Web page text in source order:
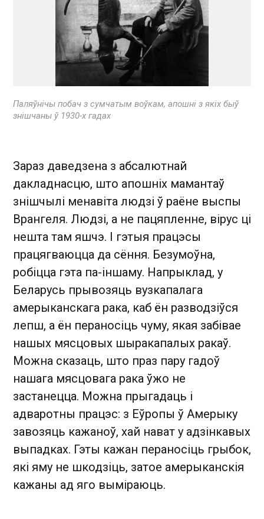
Паляўнічы побач з сумчатым воўкам, апошні з якіх быў
знішчаны ў 1930-х гадах
Зараз даведзена з абсалютнай
дакладнасцю, што апошніх мамантаў
знішчылі менавіта людзі ў раёне выспы
Врангеля. Людзі, а не пацяпленне, вірус ці
нешта там яшчэ. І гэтыя працэсы
працягваюцца да сёння. Безумоўна,
робіцца гэта па-іншаму. Напрыклад, у
Беларусь прывозяць вузкапалага
амерыканскага рака, каб ён разводзіўся
лепш, а ён пераносіць чуму, якая забівае
нашых мясцовых шыракапалых ракаў.
Можна сказаць, што праз пару гадоў
нашага мясцовага рака ўжо не
застанецца. Можна прыгадаць і
адваротны працэс: з Еўропы ў Амерыку
завозяць кажаноў, хай нават у адзінкавых
выпадках. Гэты кажан пераносіць грыбок,
які яму не шкодзіць, затое амерыканскія
кажаны ад яго выміраюць.